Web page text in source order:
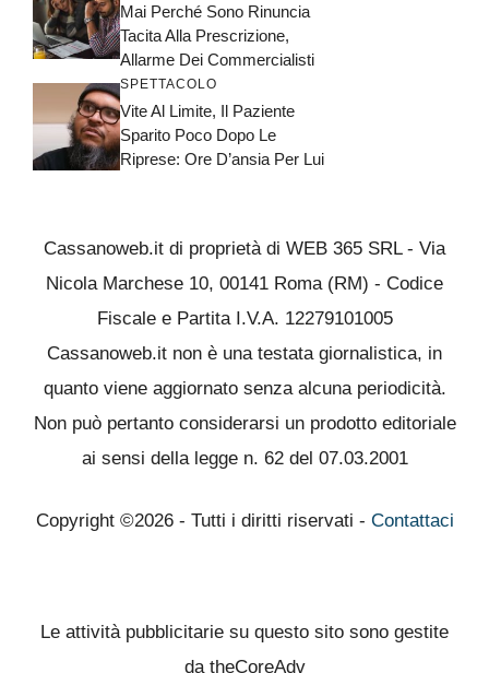
Mai Perché Sono Rinuncia
Tacita Alla Prescrizione,
Allarme Dei Commercialisti
SPETTACOLO
Vite Al Limite, Il Paziente
Sparito Poco Dopo Le
Riprese: Ore D’ansia Per Lui
Cassanoweb.it di proprietà di WEB 365 SRL - Via
Nicola Marchese 10, 00141 Roma (RM) - Codice
Fiscale e Partita I.V.A. 12279101005
Cassanoweb.it non è una testata giornalistica, in
quanto viene aggiornato senza alcuna periodicità.
Non può pertanto considerarsi un prodotto editoriale
ai sensi della legge n. 62 del 07.03.2001
Copyright ©2026 - Tutti i diritti riservati - Contattaci
Le attività pubblicitarie su questo sito sono gestite
da theCoreAdv